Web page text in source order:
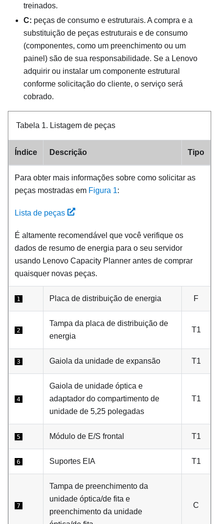
treinados.
C: peças de consumo e estruturais. A compra e a
substituição de peças estruturais e de consumo
(componentes, como um preenchimento ou um
painel) são de sua responsabilidade. Se a Lenovo
adquirir ou instalar um componente estrutural
conforme solicitação do cliente, o serviço será
cobrado.
Tabela 1. Listagem de peças
Índice Descrição Tipo
Para obter mais informações sobre como solicitar as
peças mostradas em Figura 1:
Lista de peças
É altamente recomendável que você verifique os
dados de resumo de energia para o seu servidor
usando Lenovo Capacity Planner antes de comprar
quaisquer novas peças.
1 Placa de distribuição de energia F
2
Tampa da placa de distribuição de
energia
T1
3 Gaiola da unidade de expansão T1
4
Gaiola de unidade óptica e
adaptador do compartimento de
unidade de 5,25 polegadas
T1
5 Módulo de E/S frontal T1
6 Suportes EIA T1
7
Tampa de preenchimento da
unidade óptica/de fita e
preenchimento da unidade
C